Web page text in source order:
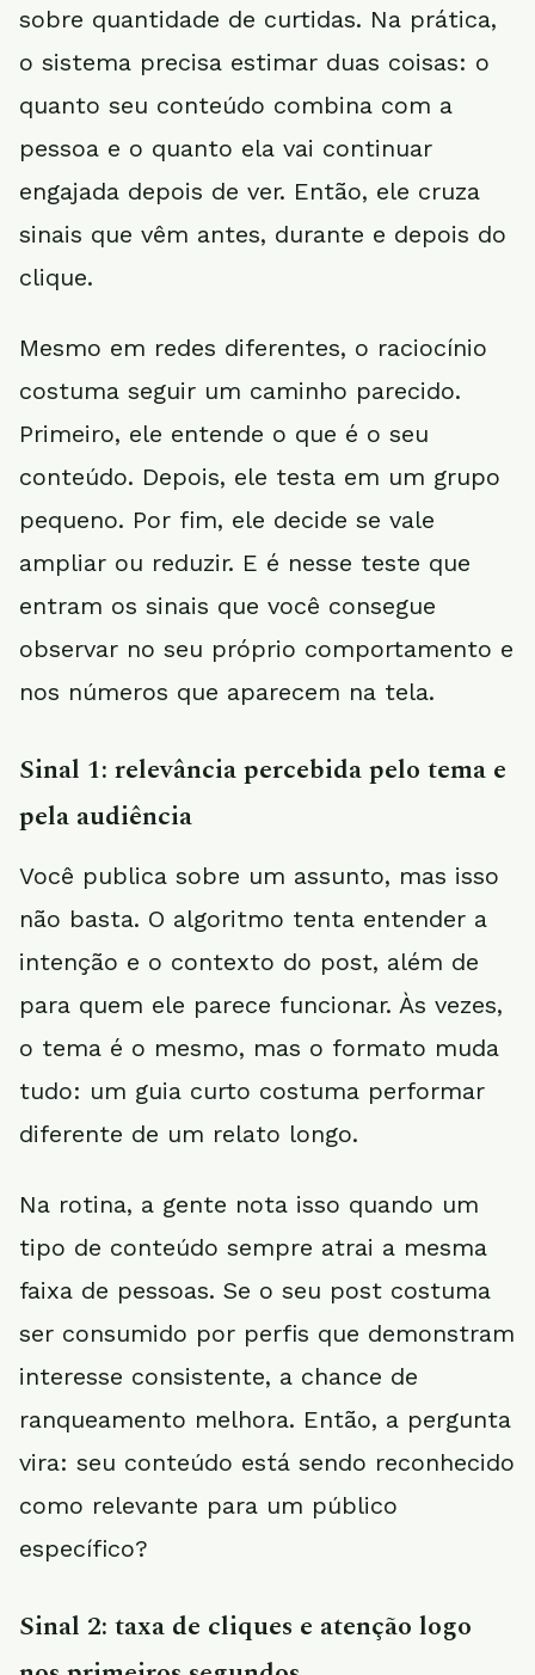
sobre quantidade de curtidas. Na prática,
o sistema precisa estimar duas coisas: o
quanto seu conteúdo combina com a
pessoa e o quanto ela vai continuar
engajada depois de ver. Então, ele cruza
sinais que vêm antes, durante e depois do
clique.
Mesmo em redes diferentes, o raciocínio
costuma seguir um caminho parecido.
Primeiro, ele entende o que é o seu
conteúdo. Depois, ele testa em um grupo
pequeno. Por fim, ele decide se vale
ampliar ou reduzir. E é nesse teste que
entram os sinais que você consegue
observar no seu próprio comportamento e
nos números que aparecem na tela.
Sinal 1: relevância percebida pelo tema e
pela audiência
Você publica sobre um assunto, mas isso
não basta. O algoritmo tenta entender a
intenção e o contexto do post, além de
para quem ele parece funcionar. Às vezes,
o tema é o mesmo, mas o formato muda
tudo: um guia curto costuma performar
diferente de um relato longo.
Na rotina, a gente nota isso quando um
tipo de conteúdo sempre atrai a mesma
faixa de pessoas. Se o seu post costuma
ser consumido por perfis que demonstram
interesse consistente, a chance de
ranqueamento melhora. Então, a pergunta
vira: seu conteúdo está sendo reconhecido
como relevante para um público
específico?
Sinal 2: taxa de cliques e atenção logo